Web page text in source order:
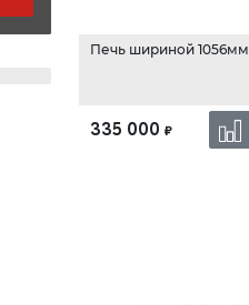
Печь шириной 1056мм
335 000 ₽